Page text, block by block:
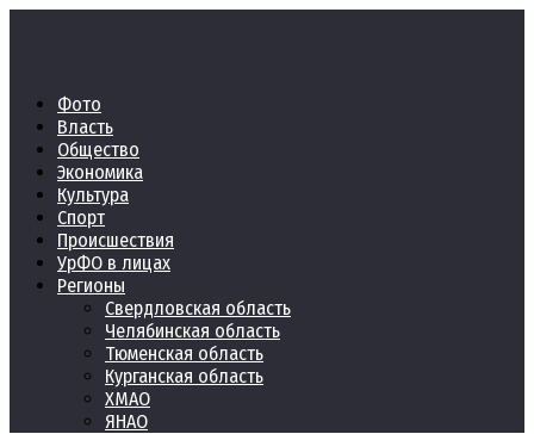
Фото
Власть
Общество
Экономика
Культура
Спорт
Происшествия
УрФО в лицах
Регионы
Свердловская область
Челябинская область
Тюменская область
Курганская область
ХМАО
ЯНАО